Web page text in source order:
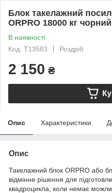
Блок такелажний
ORPRO 18000 кг чорний
В наявності
Код: T13583
Роздріб
2 150 ₴
Опис Характеристики
Опис
Такелажний блок ORPRO або
відмінне рішення для
квадроцикла, коли немає